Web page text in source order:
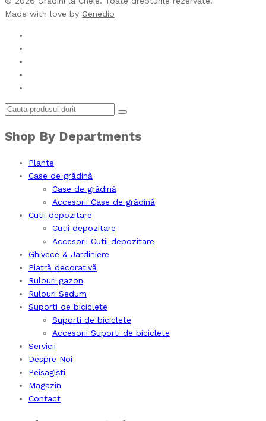
Made with love by Genedio
Shop By Departments
Plante
Case de grădină
Case de grădină
Accesorii Case de grădină
Cutii depozitare
Cutii depozitare
Accesorii Cutii depozitare
Ghivece & Jardiniere
Piatră decorativă
Rulouri gazon
Rulouri Sedum
Suporti de biciclete
Suporti de biciclete
Accesorii Suporti de biciclete
Servicii
Despre Noi
Peisagiști
Magazin
Contact